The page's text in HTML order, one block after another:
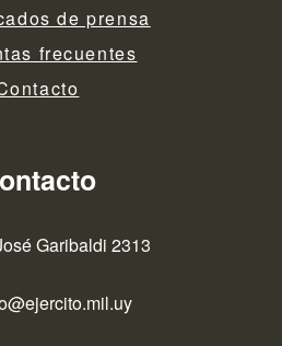
de prensa
frecuentes
Garibaldi 2313